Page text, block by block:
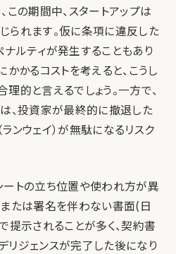
この期間中、スタートアップは
られます。仮に条項に違反した
ルティが発生することもあり
かかるコストを考えると、こうし
的と言えるでしょう。一方で、
、投資家が最終的に撤退した
ンウェイ）が無駄になるリスク
ートの立ち位置や使われ方が異
または署名を伴わない書面(日
提示されることが多く、契約書
リジェンスが完了した後になり